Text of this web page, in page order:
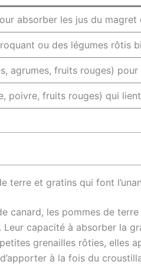
absorber les jus du
ou des légumes rôtis
agrumes, fruits rouges)
poivre, fruits rouges) qui
terre et gratins qui font
canard, les pommes de
capacité à absorber la
grenailles rôties, elles
d’apporter à la fois du